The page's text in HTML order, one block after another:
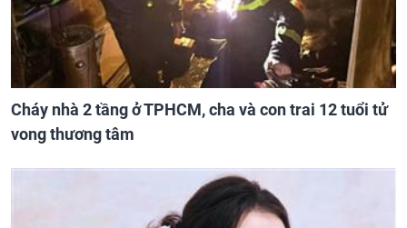
Cháy nhà 2 tầng ở TPHCM, cha và con trai 12 tuổi tử
vong thương tâm